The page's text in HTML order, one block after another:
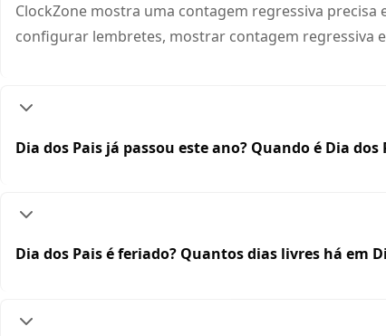
ClockZone mostra uma contagem regressiva precisa
configurar lembretes, mostrar contagem regressiva
Dia dos Pais já passou este ano? Quando é Dia dos
Dia dos Pais é feriado? Quantos dias livres há em